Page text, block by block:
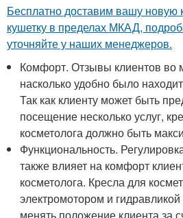
Бесплатно доставим вашу новую
кушетку в пределах МКАД,
уточняйте у наших менеджеров.
Комфорт. Отзывы клиентов во
насколько удобно было
Так как клиенту может быть
посещение несколько услуг,
косметолога должно быть
Функциональность.
также влияет на комфорт
косметолога. Кресла для
электромотором и